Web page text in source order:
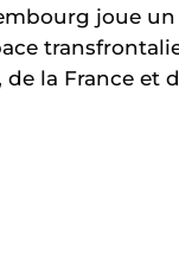
joue
la France et